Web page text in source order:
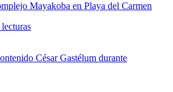
Mayakoba en Playa del Carmen
lecturas
César Gastélum durante